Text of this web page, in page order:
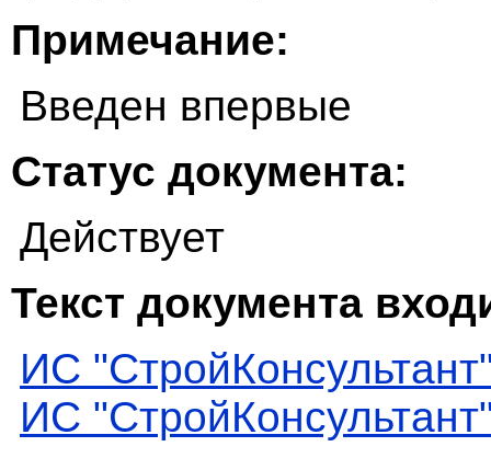
Примечание:
Введен впервые
Статус документа:
Действует
Текст документа
ИС
ИС